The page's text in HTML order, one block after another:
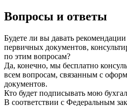
Вопросы и ответы
Будете ли вы давать
первичных документов,
по этим вопросам?
Да, конечно, мы бесплатно
всем вопросам, связанным с
документов.
Кто будет подписывать мою
В соответствии с Федеральным